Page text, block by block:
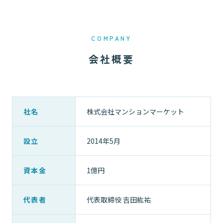
COMPANY
会社概要
社名 株式会社マンションマーケット
設立 2014年5月
資本金 1億円
代表者 代表取締役 吉田紘祐